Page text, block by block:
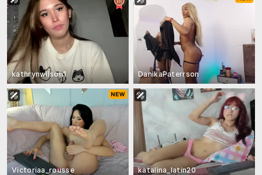
kathrynwilson1 DanikaPaterrson
Victoriaa_rousse katalina_latin20